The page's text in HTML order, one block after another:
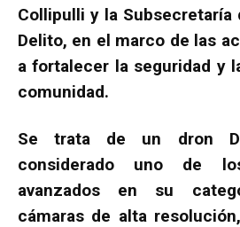
Collipulli y la Subsecretaría
Delito, en el marco de las
a fortalecer la seguridad y
comunidad.
Se trata de un dron
considerado uno de
avanzados en su
cámaras de alta